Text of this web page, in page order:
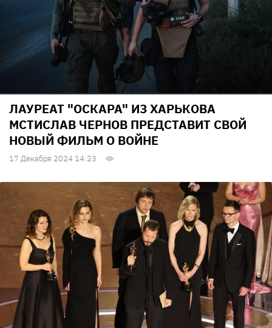
ЛАУРЕАТ "ОСКАРА" ИЗ ХАРЬКОВА
МСТИСЛАВ ЧЕРНОВ ПРЕДСТАВИТ СВОЙ
НОВЫЙ ФИЛЬМ О ВОЙНЕ
17 Декабря 2024 14:23